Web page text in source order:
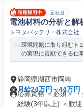
正社員
電池材料の分析と解
トヨタバッテリー株式会社
環境問題に取り組むト
の実現に貢献できる仕
静岡県湖西市岡崎
月給24万円～44万円
応募資格 ＜必須＞
経験(3年以上) ＜歓迎